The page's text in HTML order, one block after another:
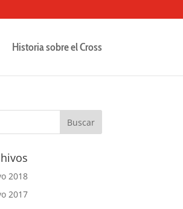
Historia sobre el Cross
2018
2017